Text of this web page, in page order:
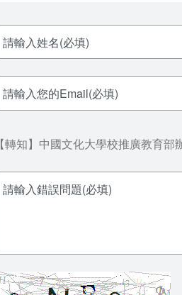
【轉知】中國文化大學校推廣教育